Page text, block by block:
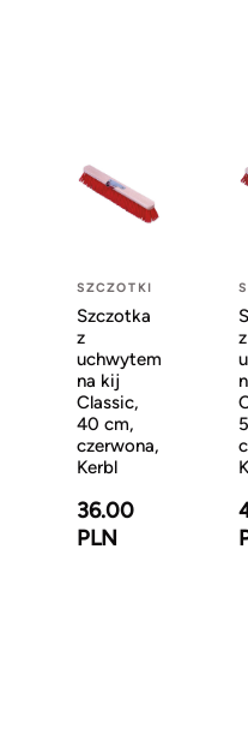
SZCZOTKI
Szczotka
z
uchwytem
na kij
Classic,
40 cm,
czerwona,
Kerbl
36.00
PLN
z